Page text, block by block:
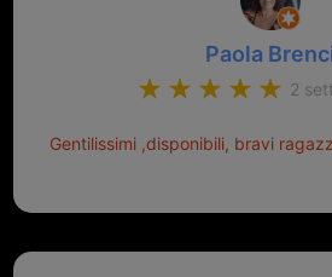
Paola
2
Gentilissimi ,disponibili, bravi